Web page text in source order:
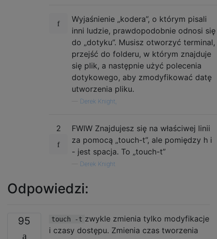
Wyjaśnienie „kodera”, o którym pisali
inni ludzie, prawdopodobnie odnosi się
do „dotyku”. Musisz otworzyć terminal,
przejść do folderu, w którym znajduje
się plik, a następnie użyć polecenia
dotykowego, aby zmodyfikować datę
utworzenia pliku.
Derek Knight,
2
FWIW Znajdujesz się na właściwej linii
za pomocą „touch-t”, ale pomiędzy h i
- jest spacja. To „touch-t”
Derek Knight
Odpowiedzi:
95 touch -t zwykle zmienia tylko modyfikacje
i czasy dostępu. Zmienia czas tworzenia